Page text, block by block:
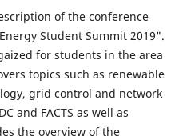
of the conference
Student Summit 2019".
for students in the area
topics such as renewable
grid control and network
and FACTS as well as
the overview of the